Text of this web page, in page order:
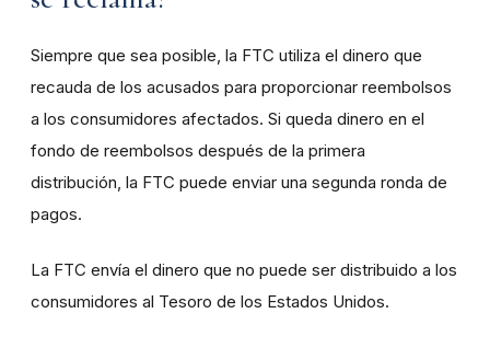
Siempre que sea posible, la FTC utiliza el dinero que
recauda de los acusados para proporcionar reembolsos
a los consumidores afectados. Si queda dinero en el
fondo de reembolsos después de la primera
distribución, la FTC puede enviar una segunda ronda de
pagos.
La FTC envía el dinero que no puede ser distribuido a los
consumidores al Tesoro de los Estados Unidos.